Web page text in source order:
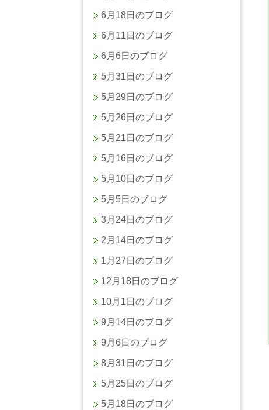
6月18日のブログ
6月11日のブログ
6月6日のブログ
5月31日のブログ
5月29日のブログ
5月26日のブログ
5月21日のブログ
5月16日のブログ
5月10日のブログ
5月5日のブログ
3月24日のブログ
2月14日のブログ
1月27日のブログ
12月18日のブログ
10月1日のブログ
9月14日のブログ
9月6日のブログ
8月31日のブログ
5月25日のブログ
5月18日のブログ